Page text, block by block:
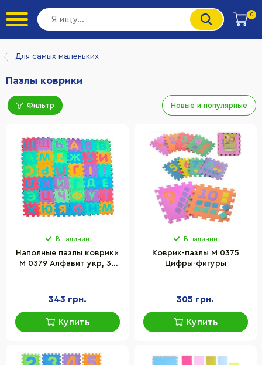
0
Для самых маленьких
Пазлы коврики
Фильтр Новые и популярные
В наличии
Наполные пазлы коврики
М 0379 Алфавит укр, 36
343 грн.
Купить
В наличии
Коврик-пазлы M 0375
Цифры-фигуры
305 грн.
Купить